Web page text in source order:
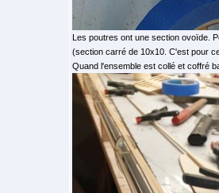
Les poutres ont une section ovoïde.
(section carré de 10x10. C'est pour
Quand l'ensemble est collé et coffré